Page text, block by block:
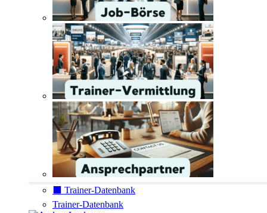
⬛️ Trainer-Datenbank
Trainer-Datenbank